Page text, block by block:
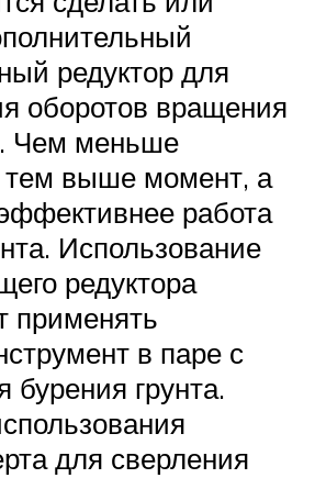
редуктор для
оборотов вращения
Чем меньше
тем выше момент, а
работа
Использование
редуктора
применять
в паре с
бурения грунта.
для сверления